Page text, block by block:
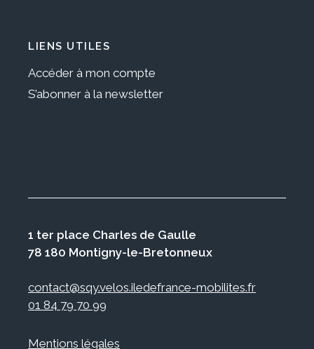
LIENS UTILES
Accéder à mon compte
S’abonner à la newsletter
1 ter place Charles de Gaulle
78 180 Montigny-le-Bretonneux
contact@sqy.velos.iledefrance-mobilites.fr
01 84 79 70 99
Mentions légales